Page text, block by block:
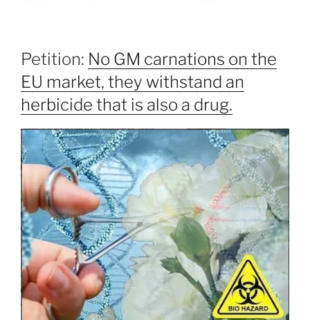
Petition: No GM carnations on the
EU market, they withstand an
herbicide that is also a drug.